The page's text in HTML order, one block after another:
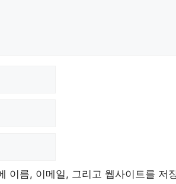
이름, 이메일, 그리고 웹사이트를 저